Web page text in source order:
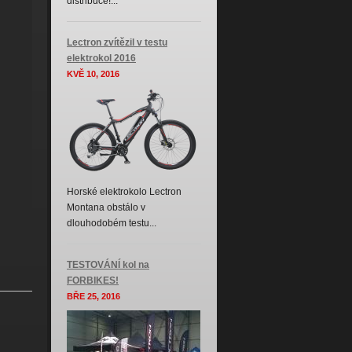
Lectron zvítězil v testu
elektrokol 2016
KVĚ 10, 2016
Horské elektrokolo Lectron
Montana obstálo v
dlouhodobém testu...
TESTOVÁNÍ kol na
FORBIKES!
BŘE 25, 2016